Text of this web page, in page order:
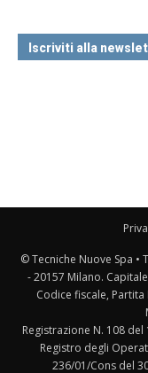
Iscriviti alla
© Tecniche Nuove Spa •
- 20157 Milano.
Codice fiscale,
Registrazione N. 108
Registro degli
236/01/Cons del